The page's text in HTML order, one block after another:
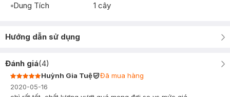
Dung Tích
1 cây
Hướng dẫn sử dụng
Đánh giá(4)
Huỳnh Gia Tuệ
Đã mua hàng
2020-05-16